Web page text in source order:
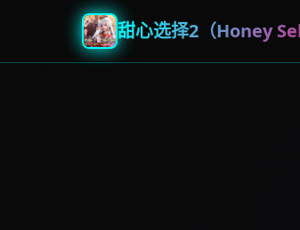
甜心选择2（Honey